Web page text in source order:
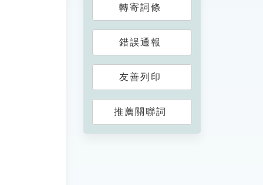
轉寄詞條
錯誤通報
友善列印
推薦關聯詞